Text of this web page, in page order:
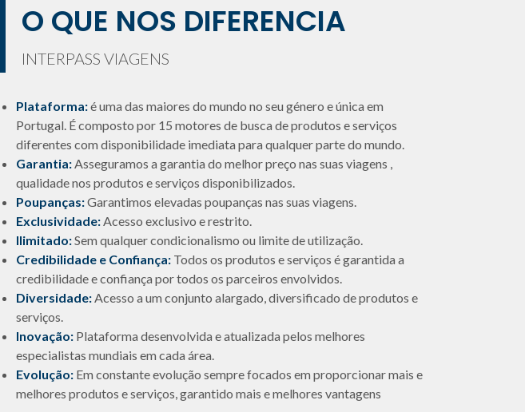
O QUE NOS DIFERENCIA
INTERPASS VIAGENS
Plataforma:é uma das maiores do mundo no seu género e única em
Portugal. É composto por 15 motores de busca de produtos e serviços
diferentes com disponibilidade imediata para qualquer parte do mundo.
Garantia:Asseguramos a garantia do melhor preço nas suas viagens ,
qualidade nos produtos e serviços disponibilizados.
Poupanças:Garantimos elevadas poupanças nas suas viagens.
Exclusividade:Acesso exclusivo e restrito.
Ilimitado:Sem qualquer condicionalismo ou limite de utilização.
Credibilidade e Confiança: Todos os produtos e serviços é garantida a
credibilidade e confiança por todos os parceiros envolvidos.
Diversidade:Acesso a um conjunto alargado, diversificado de produtos e
serviços.
Inovação: Plataforma desenvolvida e atualizada pelos melhores
especialistas mundiais em cada área.
Evolução: Em constante evolução sempre focados em proporcionar mais e
melhores produtos e serviços, garantido mais e melhores vantagens